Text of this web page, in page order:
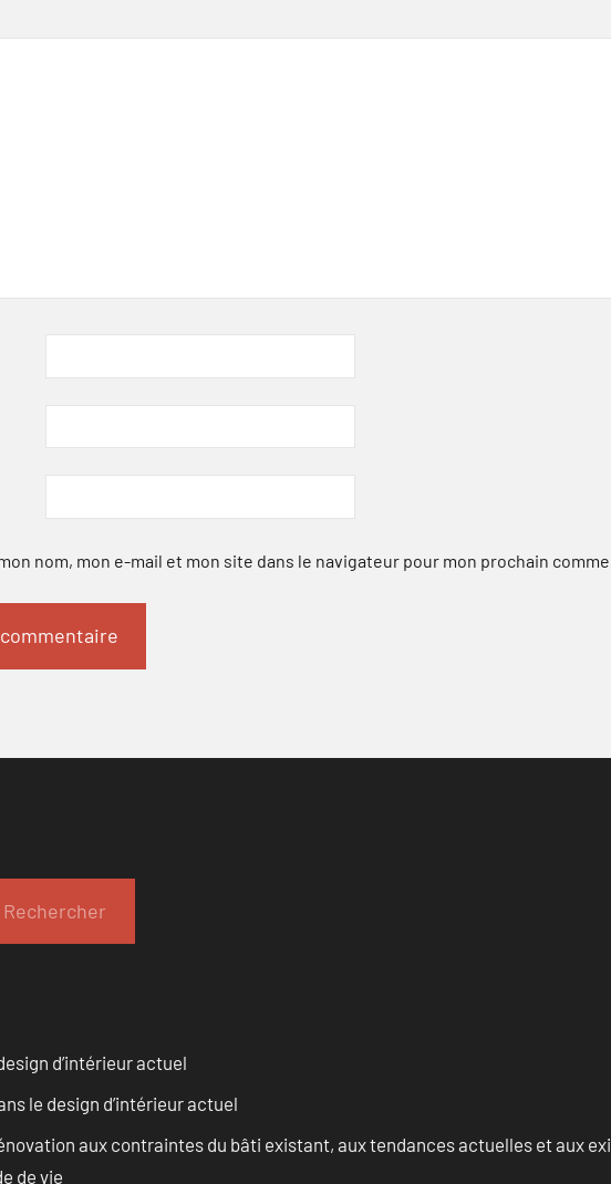
nom, mon e-mail et mon site dans le navigateur pour mon prochain
Rechercher
d’intérieur actuel
le design d’intérieur actuel
aux contraintes du bâti existant, aux tendances actuelles et aux
de vie